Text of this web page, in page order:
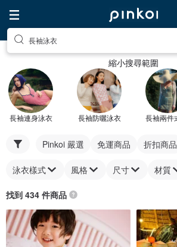
長袖泳衣
縮小搜尋範圍
長袖連身泳衣 長袖防曬泳衣
Pinkoi 嚴選 免運商品 折扣商品
泳衣樣式 風格 尺寸 材質
找到 434 件商品